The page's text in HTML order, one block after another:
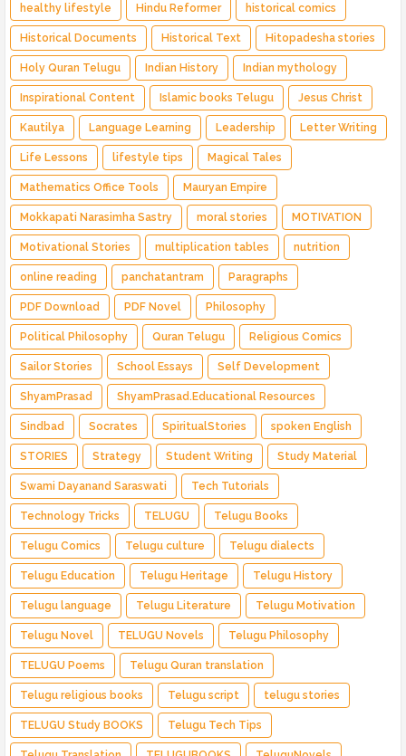
healthy lifestyle Hindu Reformer historical comics
Historical Documents Historical Text Hitopadesha stories
Holy Quran Telugu Indian History Indian mythology
Inspirational Content Islamic books Telugu Jesus Christ
Kautilya Language Learning Leadership Letter Writing
Life Lessons lifestyle tips Magical Tales
Mathematics Office Tools Mauryan Empire
Mokkapati Narasimha Sastry moral stories MOTIVATION
Motivational Stories multiplication tables nutrition
online reading panchatantram Paragraphs
PDF Download PDF Novel Philosophy
Political Philosophy Quran Telugu Religious Comics
Sailor Stories School Essays Self Development
ShyamPrasad ShyamPrasad.Educational Resources
Sindbad Socrates SpiritualStories spoken English
STORIES Strategy Student Writing Study Material
Swami Dayanand Saraswati Tech Tutorials
Technology Tricks TELUGU Telugu Books
Telugu Comics Telugu culture Telugu dialects
Telugu Education Telugu Heritage Telugu History
Telugu language Telugu Literature Telugu Motivation
Telugu Novel TELUGU Novels Telugu Philosophy
TELUGU Poems Telugu Quran translation
Telugu religious books Telugu script telugu stories
TELUGU Study BOOKS Telugu Tech Tips